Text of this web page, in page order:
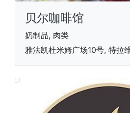
贝尔咖啡馆
奶制品, 肉类
雅法凯杜米姆广场10号, 特拉